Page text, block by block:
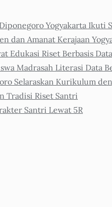
Yogyakarta Ikuti
dan Amanat Kerajaan
Edukasi Riset Berbasis Data
Madrasah Literasi Data
Selaraskan Kurikulum
Tradisi Riset Santri
Santri Lewat 5R